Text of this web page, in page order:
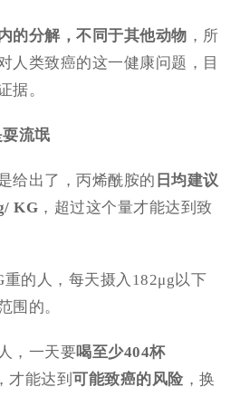
的分解 ，不同于其他动物 ，所
人类致癌的这一健康问题，目
据。
流氓
给出了，丙烯酰胺的 日均建议
KG ，超过这个量才能达到致
的人，每天摄入182μg以下
围的。
，一天要喝至少404杯
，才能达到可能致癌的风险 ，换